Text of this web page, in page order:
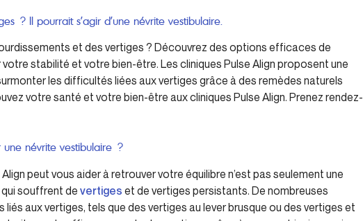
? Il pourrait s’agir d’une névrite vestibulaire.
et des vertiges ? Découvrez des options efficaces de
stabilité et votre bien-être. Les cliniques Pulse Align proposent une
les difficultés liées aux vertiges grâce à des remèdes naturels
votre santé et votre bien-être aux cliniques Pulse Align. Prenez rendez-
une névrite vestibulaire ?
peut vous aider à retrouver votre équilibre n’est pas seulement une
souffrent devertiges et de vertiges persistants. De nombreuses
aux vertiges, tels que des vertiges au lever brusque ou des vertiges et